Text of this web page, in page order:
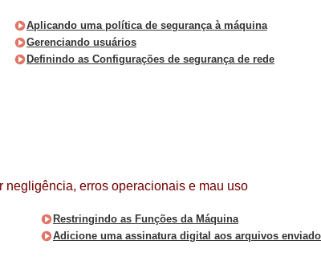
Aplicando uma política de segurança à máquina
Gerenciando usuários
Definindo as Configurações de segurança de rede
negligência, erros operacionais e mau uso
Restringindo as Funções da Máquina
Adicione uma assinatura digital aos arquivos